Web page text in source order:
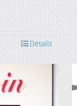
Détails